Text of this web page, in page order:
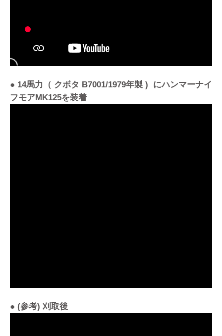
● 14馬力（ クボタ B7001/1979年製 ) にハンマーナイ
フモアMK125を装着
● (参考) 刈取後